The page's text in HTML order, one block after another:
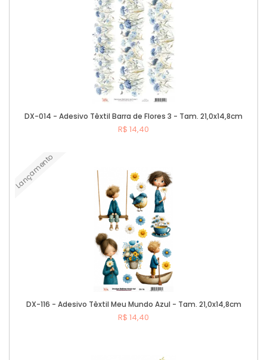
DX-014 - Adesivo Têxtil Barra de Flores 3 - Tam. 21,0x14,8cm
R$ 14,40
Lançamento
DX-116 - Adesivo Têxtil Meu Mundo Azul - Tam. 21,0x14,8cm
R$ 14,40